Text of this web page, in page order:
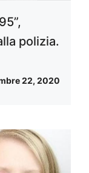
polizia.
22, 2020